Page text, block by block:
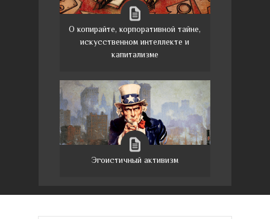
О копирайте, корпоративной тайне,
искусственном интеллекте и
капитализме
Эгоистичный активизм